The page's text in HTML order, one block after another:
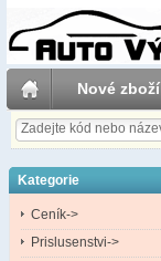
Nové zboží
Kategorie
Ceník->
Prislusenstvi->